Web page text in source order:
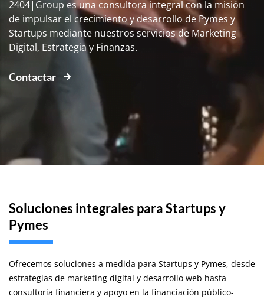
2404|Group es una consultora integral con la misión
de impulsar el crecimiento y desarrollo de Pymes y
Startups mediante nuestros servicios de Marketing
Digital, Estrategia y Finanzas.
Contactar
Soluciones integrales para Startups y
Pymes
Ofrecemos soluciones a medida para Startups y Pymes, desde
estrategias de marketing digital y desarrollo web hasta
consultoría financiera y apoyo en la financiación público-